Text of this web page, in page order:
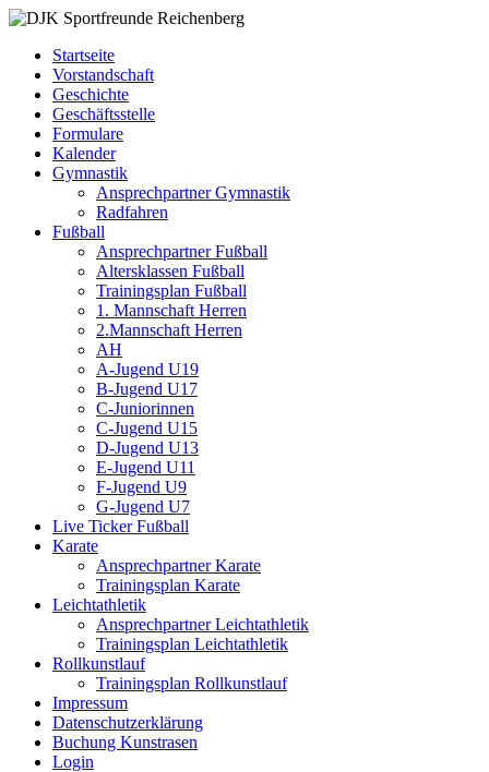
Zum
springen
Sportfreunde
Reichenberg
Gymnastik
Karate
Leichtathletik
Radfahren
Rollkunstlauf
Startseite
Vorstandschaft
Geschichte
Geschäftsstelle
Formulare
Kalender
Gymnastik
Ansprechpartner Gymnastik
Radfahren
Fußball
Ansprechpartner Fußball
Altersklassen Fußball
Trainingsplan Fußball
1. Mannschaft Herren
2.Mannschaft Herren
AH
A-Jugend U19
B-Jugend U17
C-Juniorinnen
C-Jugend U15
D-Jugend U13
E-Jugend U11
F-Jugend U9
G-Jugend U7
Live Ticker Fußball
Karate
Ansprechpartner Karate
Trainingsplan Karate
Leichtathletik
Ansprechpartner Leichtathletik
Trainingsplan Leichtathletik
Rollkunstlauf
Trainingsplan Rollkunstlauf
Impressum
Datenschutzerklärung
Buchung Kunstrasen
Login